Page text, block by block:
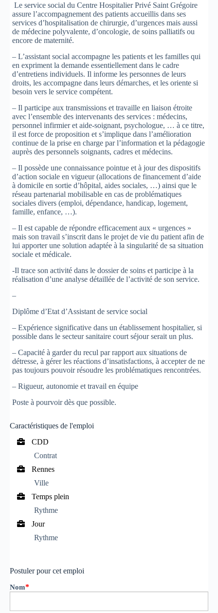
Le service social du Centre Hospitalier Privé Saint Grégoire
assure l’accompagnement des patients accueillis dans ses
services d’hospitalisation de chirurgie, d’urgences mais aussi
de médecine polyvalente, d’oncologie, de soins palliatifs ou
encore de maternité.
– L’assistant social accompagne les patients et les familles qui
en expriment la demande essentiellement dans le cadre
d’entretiens individuels. Il informe les personnes de leurs
droits, les accompagne dans leurs démarches, et les oriente si
besoin vers le service compétent.
– Il participe aux transmissions et travaille en liaison étroite
avec l’ensemble des intervenants des services : médecins,
personnel infirmier et aide-soignant, psychologue, … à ce titre,
il est force de proposition et s’implique dans l’amélioration
continue de la prise en charge par l’information et la pédagogie
auprès des personnels soignants, cadres et médecins.
– Il possède une connaissance pointue et à jour des dispositifs
d’action sociale en vigueur (allocations de financement d’aide
à domicile en sortie d’hôpital, aides sociales, …) ainsi que le
réseau partenarial mobilisable en cas de problématiques
sociales divers (emploi, dépendance, handicap, logement,
famille, enfance, …).
– Il est capable de répondre efficacement aux « urgences »
mais son travail s’inscrit dans le projet de vie du patient afin de
lui apporter une solution adaptée à la singularité de sa situation
sociale et médicale.
-Il trace son activité dans le dossier de soins et participe à la
réalisation d’une analyse détaillée de l’activité de son service.
–
Diplôme d’Etat d’Assistant de service social
– Expérience significative dans un établissement hospitalier, si
possible dans le secteur sanitaire court séjour serait un plus.
– Capacité à garder du recul par rapport aux situations de
détresse, à gérer les réactions d’insatisfactions, à accepter de ne
pas toujours pouvoir résoudre les problématiques rencontrées.
– Rigueur, autonomie et travail en équipe
Poste à pourvoir dès que possible.
Caractéristiques de l'emploi
CDD
Contrat
Rennes
Ville
Temps plein
Rythme
Jour
Rythme
Postuler pour cet emploi
Nom*